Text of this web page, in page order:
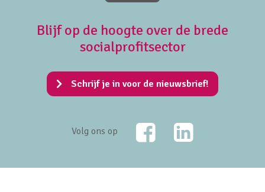
Blijf op de hoogte over de brede
socialprofitsector
Schrijf je in voor de nieuwsbrief!
Volg ons op
FacebookLinkedIn